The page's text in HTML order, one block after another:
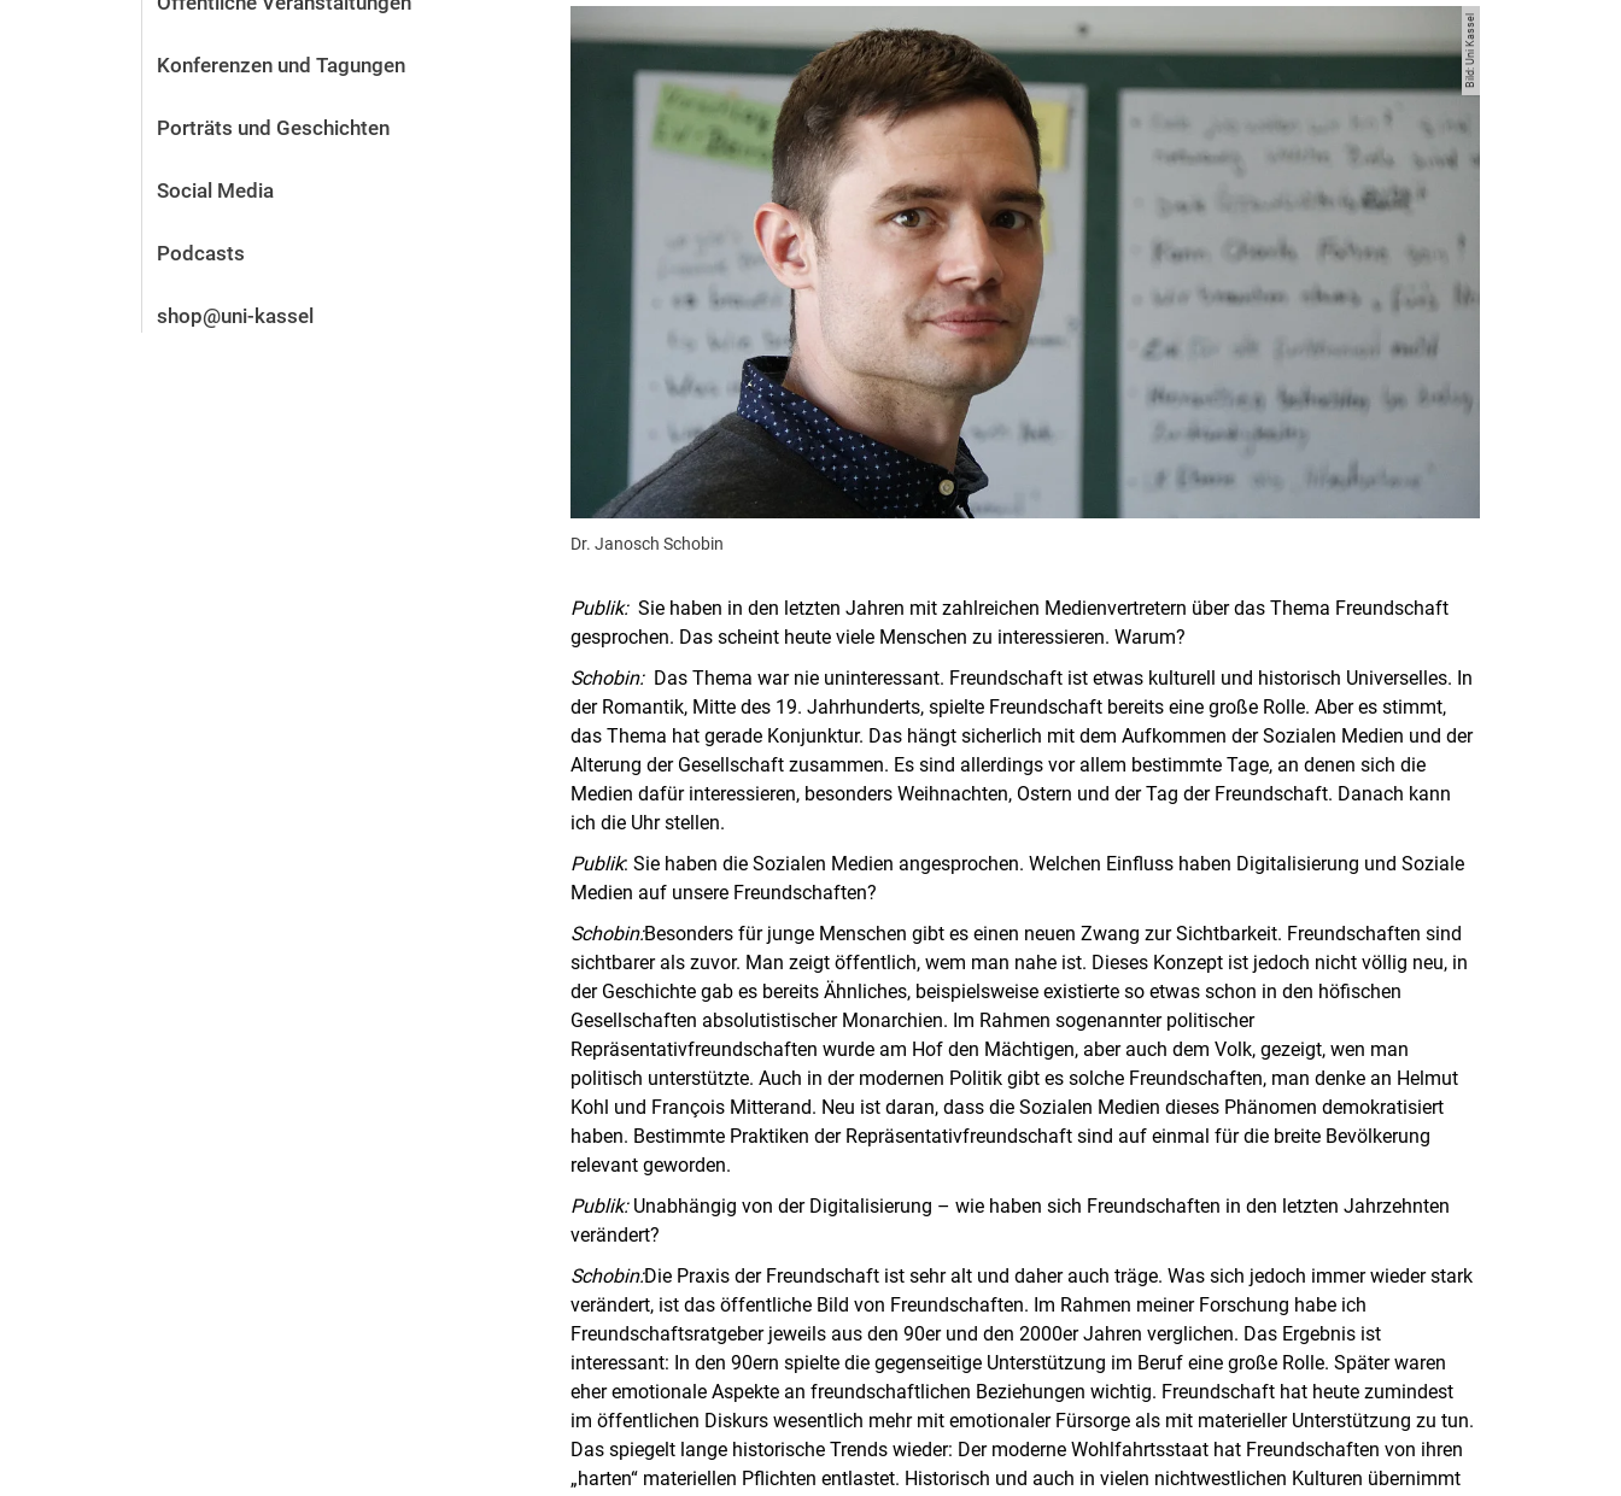
Stellenangebote
Alum­ni und Freunde
Kontakt und Standorte
Konferenzen und Tagungen
Porträts und Geschichten
Social Media
Podcasts
shop@uni-kassel
Bild: Uni Kassel
Dr. Janosch Schobin
Publik:Sie haben in den letzten Jahren mit zahlreichen Medienvertretern über das Thema Freundschaft
gesprochen. Das scheint heute viele Menschen zu interessieren. Warum?
Schobin: Das Thema war nie uninteressant. Freundschaft ist etwas kulturell und historisch Universelles. In
der Romantik, Mitte des 19. Jahrhunderts, spielte Freundschaft bereits eine große Rolle. Aber es stimmt,
das Thema hat gerade Konjunktur. Das hängt sicherlich mit dem Aufkommen der Sozialen Medien und der
Alterung der Gesellschaft zusammen. Es sind allerdings vor allem bestimmte Tage, an denen sich die
Medien dafür interessieren, besonders Weihnachten, Ostern und der Tag der Freundschaft. Danach kann
ich die Uhr stellen.
Publik: Sie haben die Sozialen Medien angesprochen. Welchen Einfluss haben Digitalisierung und Soziale
Medien auf unsere Freundschaften?
Schobin:Besonders für junge Menschen gibt es einen neuen Zwang zur Sichtbarkeit. Freundschaften sind
sichtbarer als zuvor. Man zeigt öffentlich, wem man nahe ist. Dieses Konzept ist jedoch nicht völlig neu, in
der Geschichte gab es bereits Ähnliches, beispielsweise existierte so etwas schon in den höfischen
Gesellschaften absolutistischer Monarchien. Im Rahmen sogenannter politischer
Repräsentativfreundschaften wurde am Hof den Mächtigen, aber auch dem Volk, gezeigt, wen man
politisch unterstützte. Auch in der modernen Politik gibt es solche Freundschaften, man denke an Helmut
Kohl und François Mitterand. Neu ist daran, dass die Sozialen Medien dieses Phänomen demokratisiert
haben. Bestimmte Praktiken der Repräsentativfreundschaft sind auf einmal für die breite Bevölkerung
relevant geworden.
Publik: Unabhängig von der Digitalisierung – wie haben sich Freundschaften in den letzten Jahrzehnten
verändert?
Schobin:Die Praxis der Freundschaft ist sehr alt und daher auch träge. Was sich jedoch immer wieder stark
verändert, ist das öffentliche Bild von Freundschaften. Im Rahmen meiner Forschung habe ich
Freundschaftsratgeber jeweils aus den 90er und den 2000er Jahren verglichen. Das Ergebnis ist
interessant: In den 90ern spielte die gegenseitige Unterstützung im Beruf eine große Rolle. Später waren
eher emotionale Aspekte an freundschaftlichen Beziehungen wichtig. Freundschaft hat heute zumindest
im öffentlichen Diskurs wesentlich mehr mit emotionaler Fürsorge als mit materieller Unterstützung zu tun.
Das spiegelt lange historische Trends wieder: Der moderne Wohlfahrtsstaat hat Freundschaften von ihren
„harten“ materiellen Pflichten entlastet. Historisch und auch in vielen nichtwestlichen Kulturen übernimmt